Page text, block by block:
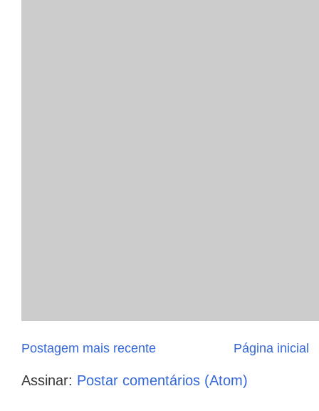
Postagem mais recente Página inicial
Assinar: Postar comentários (Atom)